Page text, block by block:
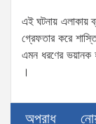
এই ঘটনায় এলাকায়
গ্রেফতার করে
এমন ধরণের ভয়ানক
।
অপরাধ